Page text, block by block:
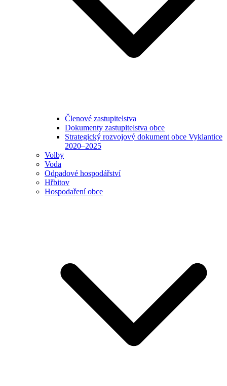
Členové zastupitelstva
Dokumenty zastupitelstva obce
Strategický rozvojový dokument obce Vyklantice
2020–2025
Volby
Voda
Odpadové hospodářství
Hřbitov
Hospodaření obce